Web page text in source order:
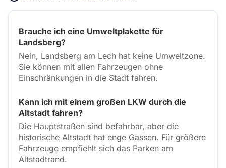
Brauche ich eine Umweltplakette für
Landsberg?
Nein, Landsberg am Lech hat keine Umweltzone.
Sie können mit allen Fahrzeugen ohne
Einschränkungen in die Stadt fahren.
Kann ich mit einem großen LKW durch die
Altstadt fahren?
Die Hauptstraßen sind befahrbar, aber die
historische Altstadt hat enge Gassen. Für größere
Fahrzeuge empfiehlt sich das Parken am
Altstadtrand.